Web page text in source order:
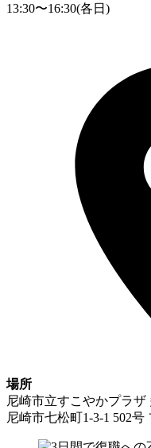
13:30〜16:30(各日)
場所
尼崎市立すこやかプラザ
尼崎市七松町1-3-1 502